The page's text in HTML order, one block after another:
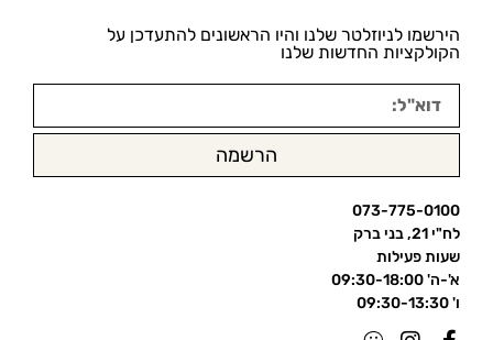
הירשמו לניוזלטר שלנו והיו הראשונים להתעדכן על
הקולקציות החדשות שלנו
הרשמה
073-775-0100
לח"י 21, בני ברק
שעות פעילות
א'-ה' 09:30-18:00
ו' 09:30-13:30